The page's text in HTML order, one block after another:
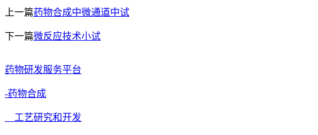
上一篇药物合成中微通道中试
下一篇微反应技术小试
药物研发服务平台
-药物合成
工艺研究和开发